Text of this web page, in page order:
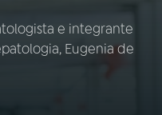
e integrante
Eugenia de